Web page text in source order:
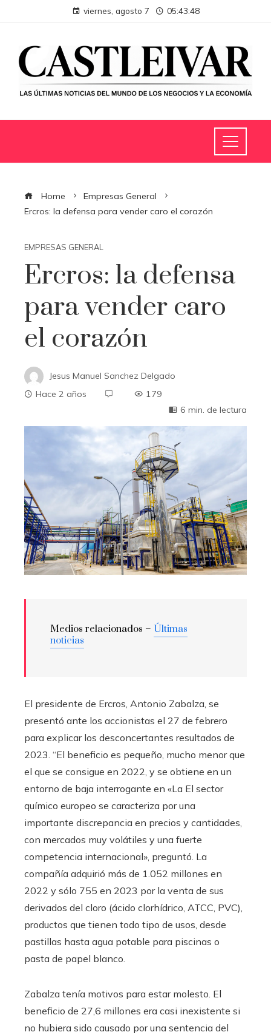
viernes, agosto 7 05:43:49
Home
Empresas General
Ercros: la defensa para vender caro el corazón
EMPRESAS GENERAL
Ercros: la defensa
para vender caro
el corazón
Jesus Manuel Sanchez Delgado
Hace 2 años
179
6 min. de lectura
Medios relacionados – Últimas
noticias
El presidente de Ercros, Antonio Zabalza, se
presentó ante los accionistas el 27 de febrero
para explicar los desconcertantes resultados de
2023. “El beneficio es pequeño, mucho menor que
el que se consigue en 2022, y se obtiene en un
entorno de baja interrogante en «La El sector
químico europeo se caracteriza por una
importante discrepancia en precios y cantidades,
con mercados muy volátiles y una fuerte
competencia internacional», preguntó. La
compañía adquirió más de 1.052 millones en
2022 y sólo 755 en 2023 por la venta de sus
derivados del cloro (ácido clorhídrico, ATCC, PVC),
productos que tienen todo tipo de usos, desde
pastillas hasta agua potable para piscinas o
pasta de papel blanco.
Zabalza tenía motivos para estar molesto. El
beneficio de 27,6 millones era casi inexistente si
no hubiera sido causado por una sentencia del